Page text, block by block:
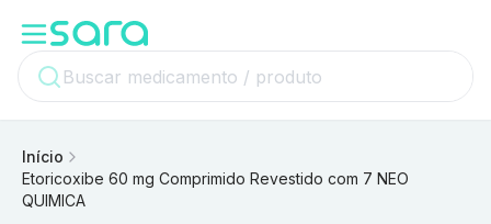
Início
Etoricoxibe 60 mg Comprimido Revestido com 7 NEO
QUIMICA